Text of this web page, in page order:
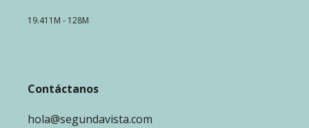
19.411M - 128M
Contáctanos
hola@segundavista.com